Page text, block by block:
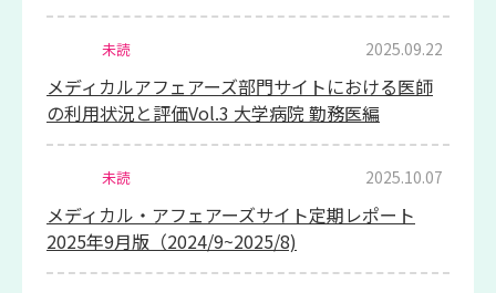
未読
メディカルアフェアーズ部門サイトにおける医師
の利用状況と評価Vol.3 大学病院 勤務医編
2025.09.22
未読
メディカル・アフェアーズサイト定期レポート
2025年9月版（2024/9~2025/8)
2025.10.07